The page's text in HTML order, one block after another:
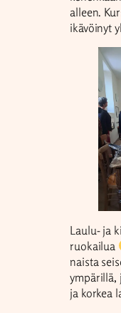
alleen.
ikävöinyt
Laulu- ja
ruokailua
naista
ympärillä,
ja korkea